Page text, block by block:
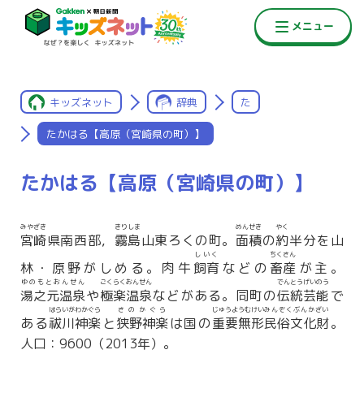
キッズネット 辞典 た
たかはる【高原（宮崎県の町）】
たかはる【高原（宮崎県の町）】
宮崎
みやざき
県南西部， 霧島
きりしま
山東ろくの町。 面積
めんせき
の約
やく
半分を山
林・原野がしめる。肉牛 飼育
しいく
などの 畜産
ちくさん
が主。
湯之元温泉
ゆのもとおんせん
や極楽温泉
ごくらくおんせん
などがある。同町の伝統芸能
でんとうげいのう
で
ある祓川神楽
はらいがわかぐら
と狭野神楽
さのかぐら
は国の重要無形
じゅうようむけい
民俗文化財
みんぞくぶんかざい
。
人口：9600（2013年）。